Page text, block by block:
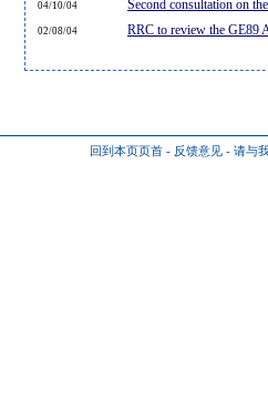
04/10/04 Second consultation on
02/08/04 RRC to review the GE89
回到本页页首 - 反馈意见 - 请与